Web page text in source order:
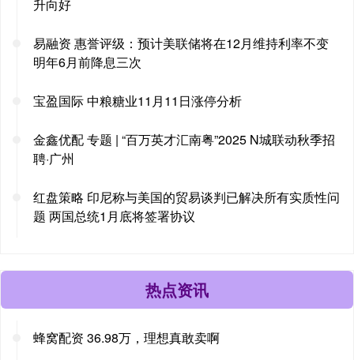
升向好
易融资 惠誉评级：预计美联储将在12月维持利率不变
明年6月前降息三次
宝盈国际 中粮糖业11月11日涨停分析
金鑫优配 专题 | “百万英才汇南粤”2025 N城联动秋季招
聘·广州
红盘策略 印尼称与美国的贸易谈判已解决所有实质性问
题 两国总统1月底将签署协议
热点资讯
蜂窝配资 36.98万，理想真敢卖啊